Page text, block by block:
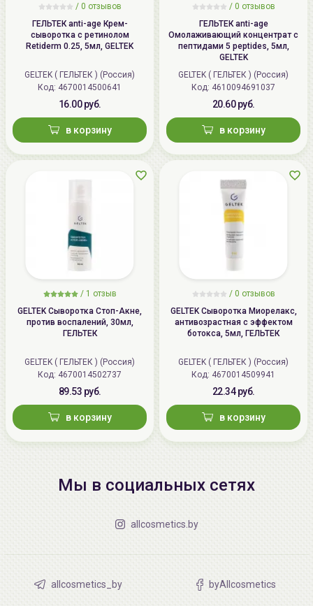
/ 0 отзывов
ГЕЛЬТЕК anti-age Крем-
сыворотка с ретинолом
Retiderm 0.25, 5мл, GELTEK
GELTEK ( ГЕЛЬТЕК ) (Россия)
Код: 4670014500641
16.00 руб.
в корзину
/ 0 отзывов
ГЕЛЬТЕК anti-age
Омолаживающий концентрат с
пептидами 5 peptides, 5мл,
GELTEK
GELTEK ( ГЕЛЬТЕК ) (Россия)
Код: 4610094691037
20.60 руб.
в корзину
/ 1 отзыв
GELTEK Сыворотка Стоп-Акне,
против воспалений, 30мл,
ГЕЛЬТЕК
GELTEK ( ГЕЛЬТЕК ) (Россия)
Код: 4670014502737
89.53 руб.
в корзину
/ 0 отзывов
GELTEK Сыворотка Миорелакс,
антивозрастная с эффектом
ботокса, 5мл, ГЕЛЬТЕК
GELTEK ( ГЕЛЬТЕК ) (Россия)
Код: 4670014509941
22.34 руб.
в корзину
Мы в социальных сетях
allcosmetics.by
allcosmetics_by byAllcosmetics